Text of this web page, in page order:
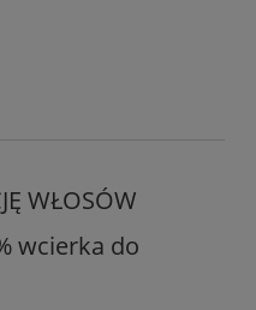
WŁOSÓW
wcierka do